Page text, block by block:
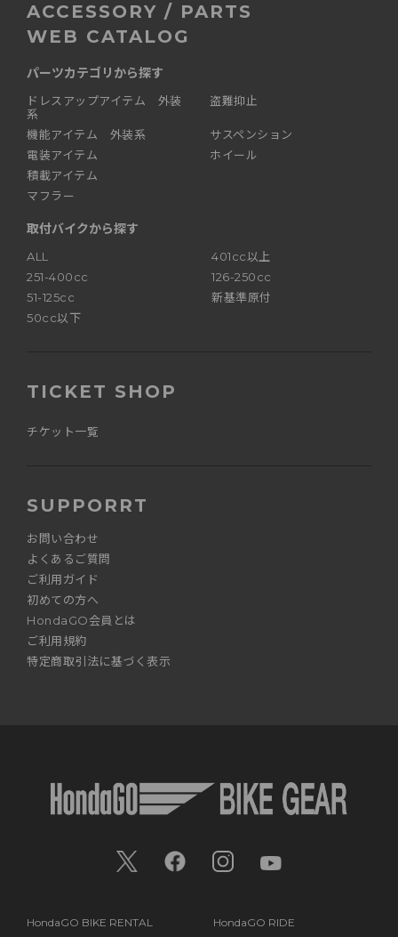
ACCESSORY / PARTS
WEB CATALOG
パーツカテゴリから探す
ドレスアップアイテム 外装
系
機能アイテム 外装系
電装アイテム
積載アイテム
マフラー
盗難抑止
サスペンション
ホイール
取付バイクから探す
ALL
401cc以上
251-400cc
126-250cc
51-125cc
新基準原付
50cc以下
TICKET SHOP
チケット一覧
SUPPORRT
お問い合わせ
よくあるご質問
ご利用ガイド
初めての方へ
HondaGO会員とは
ご利用規約
特定商取引法に基づく表示
HondaGO BIKE RENTAL HondaGO RIDE